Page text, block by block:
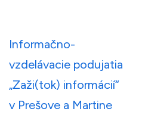
Navigácia
v
článku
Informačno-
vzdelávacie podujatia
„Zaži(tok) informácií“
v Prešove a Martine